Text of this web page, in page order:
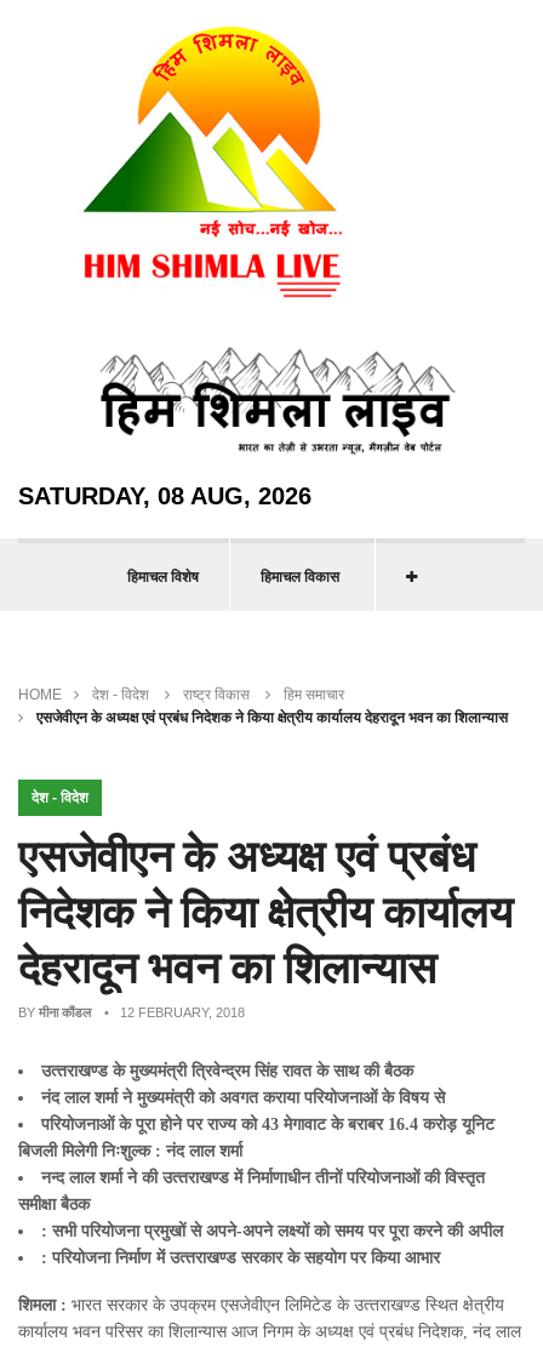
SATURDAY, 08 AUG, 2026
हिमाचल विशेष हिमाचल विकास
HOME देश - विदेश राष्ट्र विकास
हिम समाचार
एसजेवीएन के अध्‍यक्ष एवं प्रबंध निदेशक ने किया क्षेत्रीय कार्यालय देहरादून भवन का शिलान्‍यास
देश - विदेश
एसजेवीएन के अध्‍यक्ष एवं प्रबंध
निदेशक ने किया क्षेत्रीय कार्यालय
देहरादून भवन का शिलान्‍यास
BY मीना कौंडल • 12 FEBRUARY, 2018
उत्‍तराखण्‍ड के मुख्‍यमंत्री त्रिवेन्द्रम सिंह रावत के साथ की बैठक
नंद लाल शर्मा ने मुख्‍यमंत्री को अवगत कराया परियोजनाओं के विषय से
परियोजनाओं के पूरा होने पर राज्‍य को 43 मेगावाट के बराबर 16.4 करोड़ यूनिट
बिजली मिलेगी निःशुल्‍क : नंद लाल शर्मा
नन्‍द लाल शर्मा ने की उत्‍तराखण्‍ड में निर्माणाधीन तीनों परियोजनाओं की विस्‍तृत
समीक्षा बैठक
: सभी परियोजना प्रमुखों से अपने-अपने लक्ष्‍यों को समय पर पूरा करने की अपील
: परियोजना निर्माण में उत्‍तराखण्‍ड सरकार के सहयोग पर किया आभार
शिमला : भारत सरकार के उपक्रम एसजेवीएन लिमिटेड के उत्‍तराखण्‍ड स्थित क्षेत्रीय
कार्यालय भवन परिसर का शिलान्‍यास आज निगम के अध्‍यक्ष एवं प्रबंध निदेशक, नंद लाल